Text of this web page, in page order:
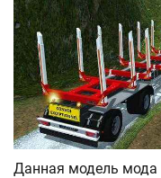
Данная модель мода